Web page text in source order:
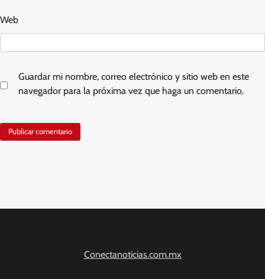
Web
Guardar mi nombre, correo electrónico y sitio web en este
navegador para la próxima vez que haga un comentario.
Conectanoticias.com.mx